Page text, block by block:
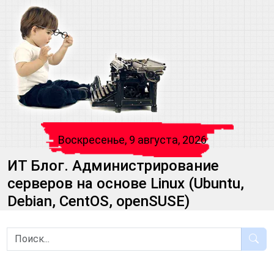
Воскресенье, 9 августа, 2026
ИТ Блог. Администрирование
серверов на основе Linux (Ubuntu,
Debian, CentOS, openSUSE)